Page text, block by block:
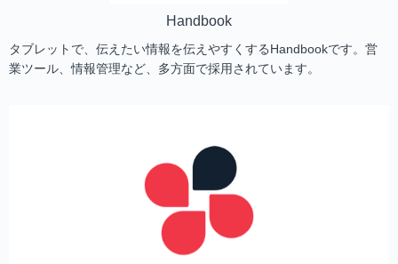
Handbook
タブレットで、伝えたい情報を伝えやすくするHandbookです。営
業ツール、情報管理など、多方面で採用されています。